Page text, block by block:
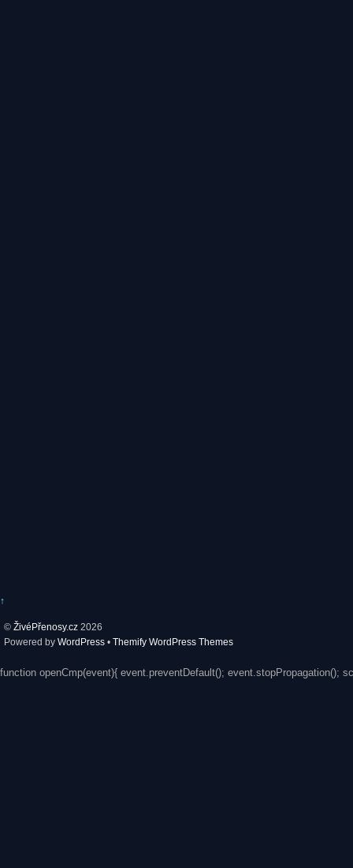
↑
© ŽivéPřenosy.cz 2026
Powered by WordPress • Themify WordPress Themes
function openCmp(event){ event.preventDefault(); event.stopPropagation();